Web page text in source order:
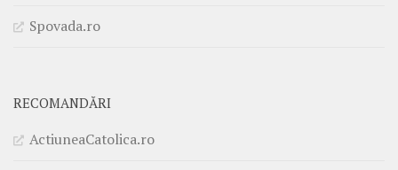
Spovada.ro
RECOMANDĂRI
ActiuneaCatolica.ro